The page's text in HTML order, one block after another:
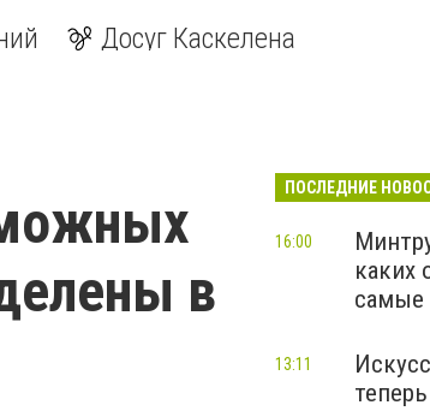
Досуг Каскелена
в
ПОСЛЕДНИЕ
каких
самые
16:00
13:11